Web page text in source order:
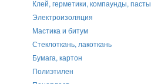
Клей, герметики, компаунды, пасты
Электроизоляция
Мастика и битум
Стеклоткань, лакоткань
Бумага, картон
Полиэтилен